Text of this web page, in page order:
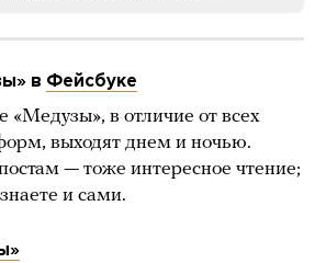
в Фейсбуке
«Медузы», в отличие от всех
выходят днем и ночью.
— тоже интересное чтение;
и сами.